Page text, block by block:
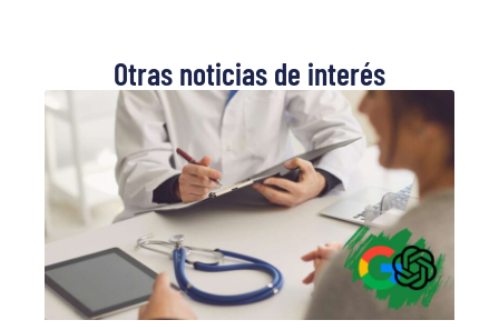
Otras noticias de interés